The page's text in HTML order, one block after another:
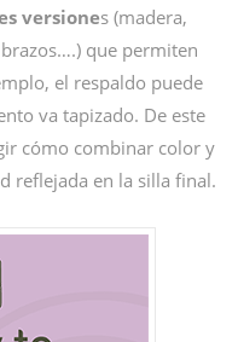
versiones (madera,
que permiten
el respaldo puede
va tapizado. De este
cómo combinar color y
reflejada en la silla final.